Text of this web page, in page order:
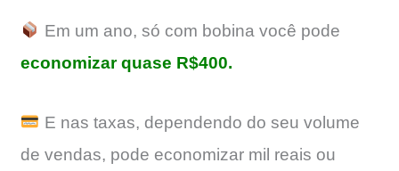
Em um ano, só com bobina você pode
economizar quase R$400.
E nas taxas, dependendo do seu volume
de vendas, pode economizar mil reais ou